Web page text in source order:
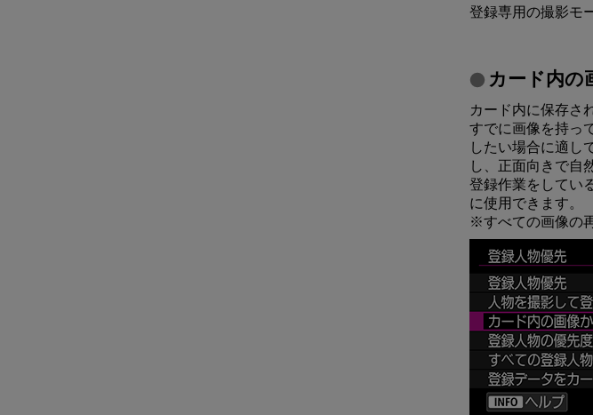
登録専用の撮影モ
カード内の
カード内に保存さ
すでに画像を持っ
したい場合に適し
し、正面向きで自
登録作業をしてい
に使用できます。
※すべての画像の